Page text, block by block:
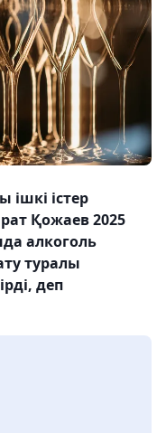
істер
Қожаев 2025
алкоголь
туралы
деп